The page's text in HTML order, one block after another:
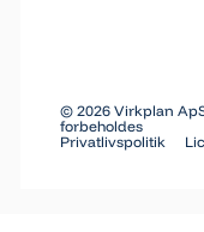
©2026 Virkplan
forbeholdes
Privatlivspolitik